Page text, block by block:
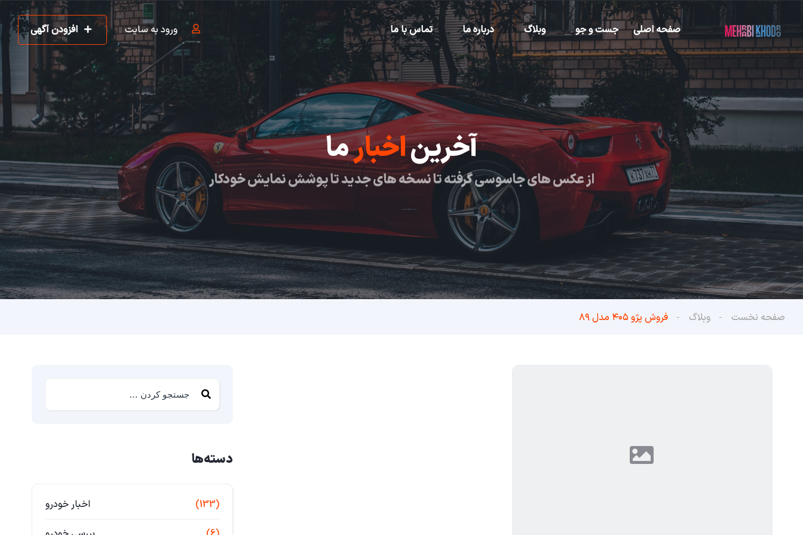
صفحه اصلی جست و جو وبلاگ درباره ما تماس با ما ورود به سایت افزودن آگهی
آخریناخبارما
از عکس های جاسوسی گرفته تا نسخه های جدید تا پوشش نمایش خودکار
صفحه نخست وبلاگ فروش پژو ۴۰۵ مدل ۸۹
دسته‌ها
اخبار خودرو (133)